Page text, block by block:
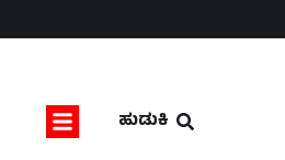
ಹುಡುಕಿ